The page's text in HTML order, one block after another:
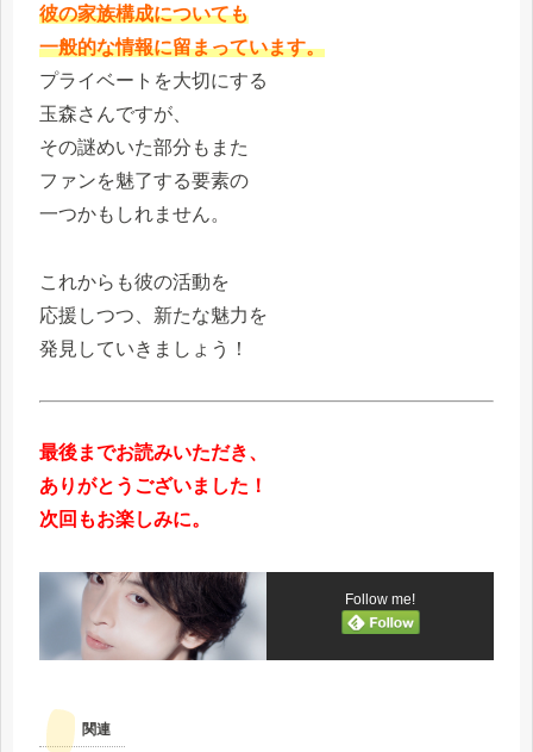
彼の家族構成についても
一般的な情報に留まっています。
プライベートを大切にする
玉森さんですが、
その謎めいた部分もまた
ファンを魅了する要素の
一つかもしれません。
これからも彼の活動を
応援しつつ、新たな魅力を
発見していきましょう！
最後までお読みいただき、
ありがとうございました！
次回もお楽しみに。
Follow me!
関連